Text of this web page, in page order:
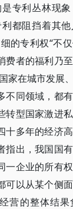
专利丛林现
都阻挡着其
的专利权“不
费者的福利乃
家在城市发展
不同领域，都
转型国家激进
十多年的经济
指出，我国国
一企业的所有
可以从某个侧
营的整体结